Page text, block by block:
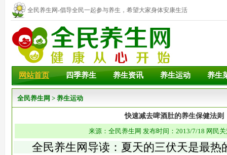
全民养生网-倡导全民一起参与养生，希望大家身体安康生活
幸福！
网站首页 四季养生 养生资讯 养生运动 养生
全民养生网 > 养生运动
快速减去啤酒肚的养生保健法则
来源：全民养生网 发布时间：2013/7/18 网民
全民养生网导读：夏天的三伏天是最热